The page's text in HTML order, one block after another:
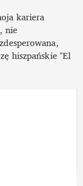
kariera
nie
hiszpańskie "El